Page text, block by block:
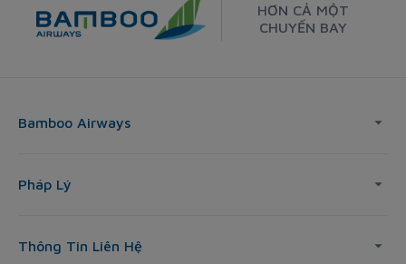
HƠN CẢ MỘT
CHUYẾN BAY
Bamboo Airways
Pháp Lý
Thông Tin Liên Hệ